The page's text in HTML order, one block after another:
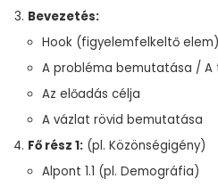
Bevezetés:
Hook (figyelemfelkeltő elem)
A probléma bemutatása / A
Az előadás célja
A vázlat rövid bemutatása
Fő rész 1: (pl. Közönségigény)
Alpont 1.1 (pl. Demográfia)